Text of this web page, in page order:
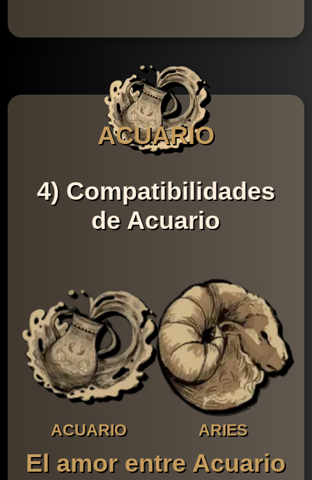
ACUARIO
4) Compatibilidades
de Acuario
ACUARIO ARIES
El amor entre Acuario